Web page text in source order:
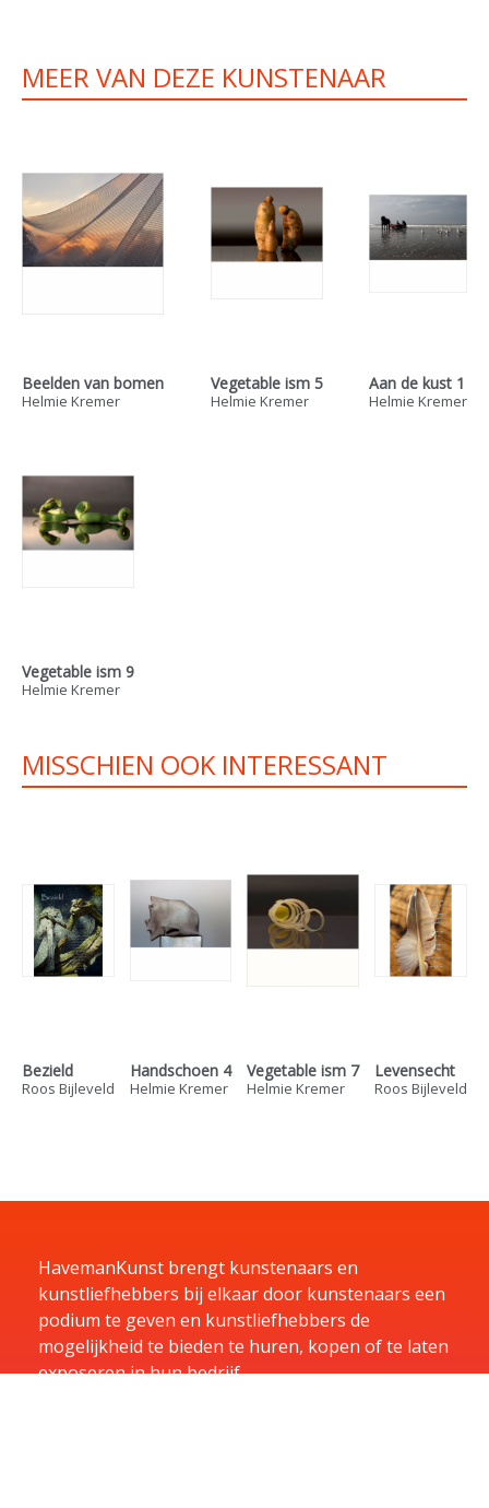
MEER VAN DEZE KUNSTENAAR
Beelden van bomen
Helmie Kremer
Vegetable ism 5
Helmie Kremer
Aan de kust 1
Helmie Kremer
Vegetable ism 9
Helmie Kremer
MISSCHIEN OOK INTERESSANT
Bezield
Roos Bijleveld
Handschoen 4
Helmie Kremer
Vegetable ism 7
Helmie Kremer
Levensecht
Roos Bijleveld
HavemanKunst brengt kunstenaars en
kunstliefhebbers bij elkaar door kunstenaars een
podium te geven en kunstliefhebbers de
mogelijkheid te bieden te huren, kopen of te laten
exposeren in hun bedrijf.